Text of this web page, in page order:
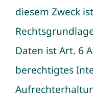
diesem Zweck
Daten ist Art. 6
berechtigtes